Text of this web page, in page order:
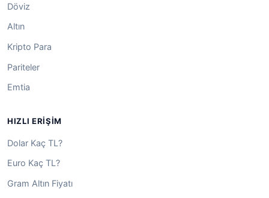
Döviz
Altın
Kripto Para
Pariteler
Emtia
HIZLI ERIŞIM
Dolar Kaç TL?
Euro Kaç TL?
Gram Altın Fiyatı